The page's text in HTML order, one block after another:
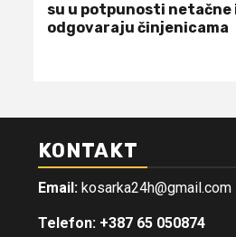
su u potpunosti netačne
odgovaraju činjenicama
KONTAKT
Email: kosarka24h@gmail.com
Telefon: +387 65 050874